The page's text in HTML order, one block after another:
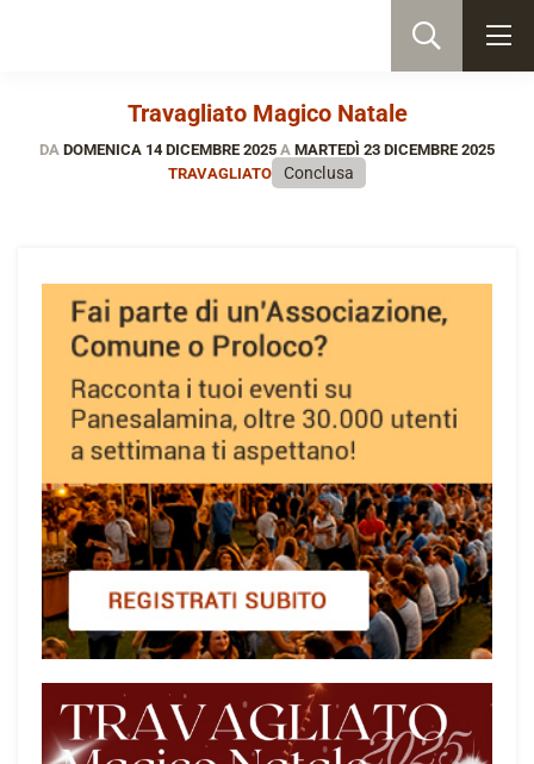
Travagliato Magico Natale
DA DOMENICA 14 DICEMBRE 2025 A MARTEDÌ 23 DICEMBRE 2025
TRAVAGLIATO
Conclusa